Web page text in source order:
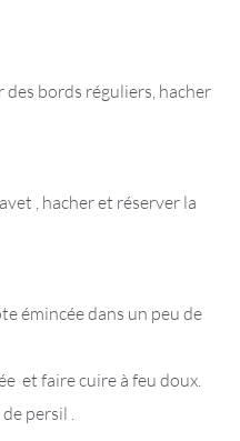
bords réguliers, hacher
, hacher et réserver la
émincée dans un peu de
et faire cuire à feu doux.
persil .